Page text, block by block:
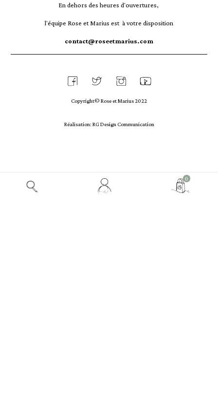
Mon
compte
0
En dehors des heures d'ouvertures,
l'équipe Rose et Marius est à votre disposition
contact@roseetmarius.com
Réalisation: RG Design Communication
Copyright© Rose et Marius 2022